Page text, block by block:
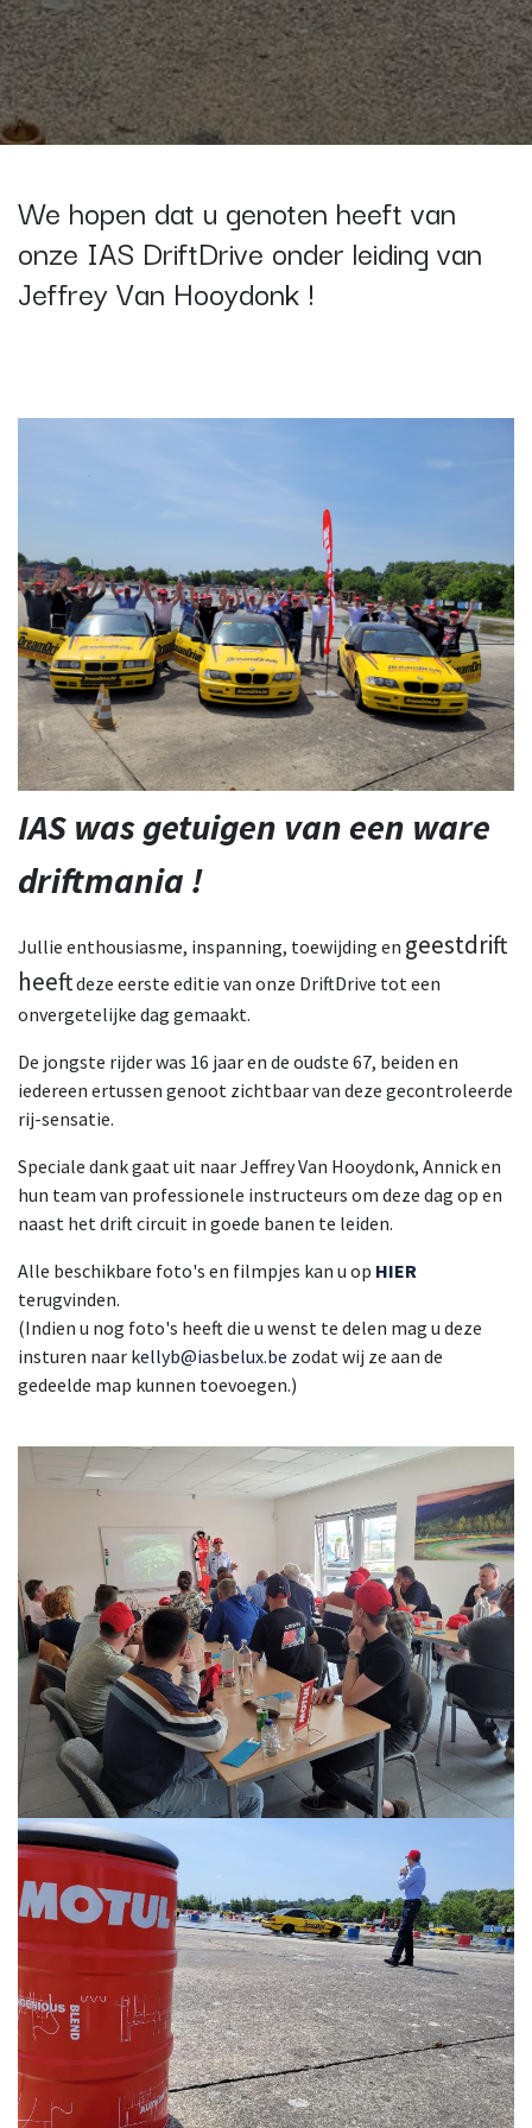
We hopen dat u genoten heeft van
onze IAS DriftDrive onder leiding van
Jeffrey Van Hooydonk !
​IAS was getuigen van een ware
driftmania !
Jullie enthousiasme, inspanning, toewijding en geestdrift
heeftdeze eerste editie van onze DriftDrive tot een
onvergetelijke dag gemaakt.
De jongste rijder was 16 jaar en de oudste 67, beiden en
iedereen ertussen genoot zichtbaar van deze gecontroleerde
rij-sensatie.
Speciale dank gaat uit naar Jeffrey Van Hooydonk, Annick en
hun team van professionele instructeurs om deze dag op en
naast het drift circuit in goede banen te leiden.
Alle beschikbare foto's en filmpjes kan u op HIER
terugvinden.
(Indien u nog foto's heeft die u wenst te delen mag u deze
insturen naar kellyb@iasbelux.be zodat wij ze aan de
gedeelde map kunnen toevoegen.)